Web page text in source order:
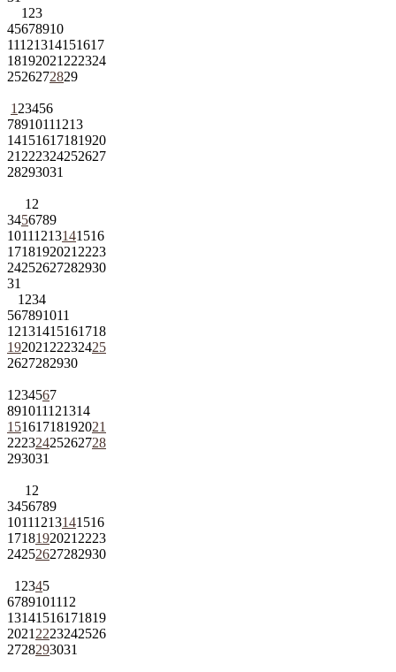
1 23
45678910
11121314151617
18192021 222324
2526272829
1 23456
78910111213
14151617181920
21 222324252627
28293031
1 2
3456789
10111213141516
1718192021 2223
24252627282930
31
1 234
567891011
12131415161718
192021 22232425
2627282930
1 234567
891011121314
15161718192021
22232425262728
293031
1 2
3456789
10111213141516
1718192021 2223
24252627282930
1 2345
6789101112
13141516171819
2021 2223242526
2728293031